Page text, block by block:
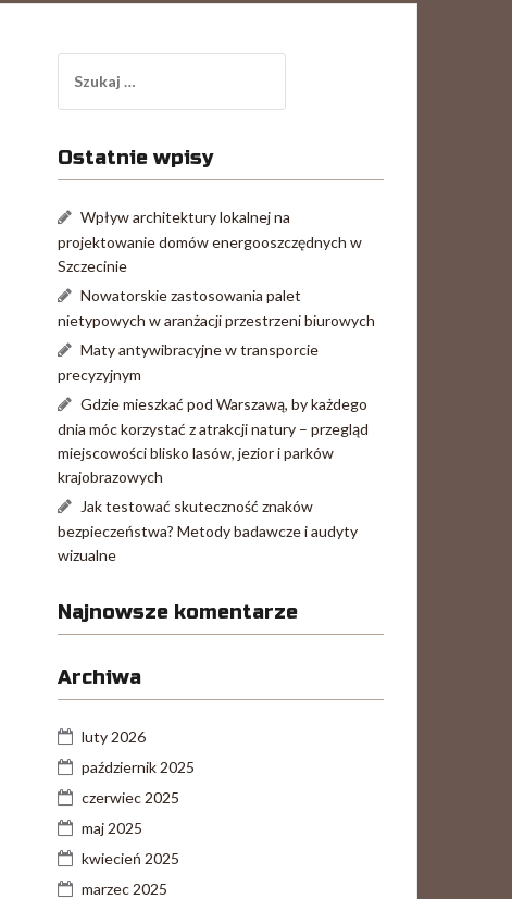
Ostatnie wpisy
Wpływ architektury lokalnej na
projektowanie domów energooszczędnych w
Szczecinie
Nowatorskie zastosowania palet
nietypowych w aranżacji przestrzeni biurowych
Maty antywibracyjne w transporcie
precyzyjnym
Gdzie mieszkać pod Warszawą, by każdego
dnia móc korzystać z atrakcji natury – przegląd
miejscowości blisko lasów, jezior i parków
krajobrazowych
Jak testować skuteczność znaków
bezpieczeństwa? Metody badawcze i audyty
wizualne
Najnowsze komentarze
Archiwa
luty 2026
październik 2025
czerwiec 2025
maj 2025
kwiecień 2025
marzec 2025